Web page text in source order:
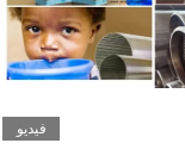
فيديو